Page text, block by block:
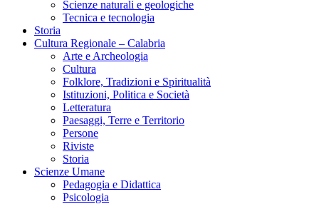
Scienze naturali e geologiche
Tecnica e tecnologia
Storia
Cultura Regionale – Calabria
Arte e Archeologia
Cultura
Folklore, Tradizioni e Spiritualità
Istituzioni, Politica e Società
Letteratura
Paesaggi, Terre e Territorio
Persone
Riviste
Storia
Scienze Umane
Pedagogia e Didattica
Psicologia